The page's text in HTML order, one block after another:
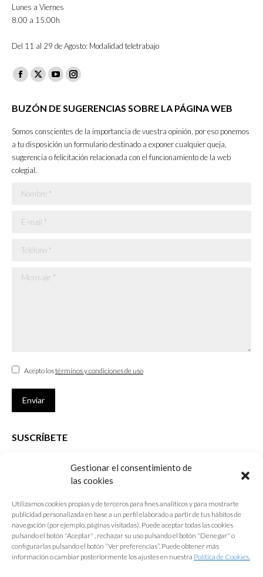
Gestionar el consentimiento de
las cookies
Utilizamos cookies propias y de terceros para fines analíticos y para mostrarte
publicidad personalizada en base a un perfil elaborado a partir de tus hábitos de
navegación (por ejemplo, páginas visitadas). Puede aceptar todas las cookies
pulsando el botón "Aceptar" , rechazar su uso pulsando el botón "Denegar" o
configurarlas pulsando el botón “Ver preferencias”. Puede obtener más
información o cambiar posteriormente los ajustes en nuestra Política de Cookies.
Lunes a Viernes
8.00 a 15.00h
Del 11 al 29 de Agosto: Modalidad teletrabajo
Facebook
opens
new
window
X
opens
new
window
YouTube
opens
new
window
Instagram
opens
in
new
window
BUZÓN DE SUGERENCIAS SOBRE LA PÁGINA WEB
Somos conscientes de la importancia de vuestra opinión, por eso ponemos
a tu disposición un formulario destinado a exponer cualquier queja,
sugerencia o felicitación relacionada con el funcionamiento de la web
colegial.
Nombre *
E-mail *
Teléfono *
Mensaje *
Acepto lostérminos y condiciones de uso
Enviar
SUSCRÍBETE
que desarrolla el Colegio de Arquitectos de Cádiz
E-mail *
Acepto lostérminos y condiciones de uso